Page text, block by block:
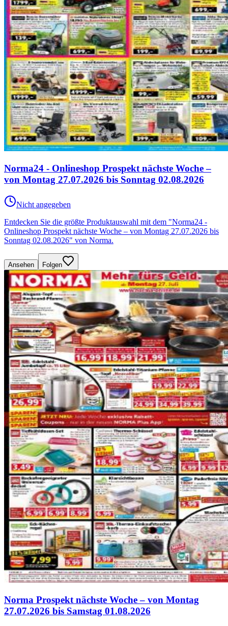
Norma24 - Onlineshop Prospekt nächste Woche –
von Montag 27.07.2026 bis Sonntag 02.08.2026
Nicht angegeben
Entdecken Sie die größte Produktauswahl mit dem "Norma24 -
Onlineshop Prospekt nächste Woche – von Montag 27.07.2026 bis
Sonntag 02.08.2026" von Norma.
Ansehen Folgen
Norma Prospekt nächste Woche – von Montag
27.07.2026 bis Samstag 01.08.2026